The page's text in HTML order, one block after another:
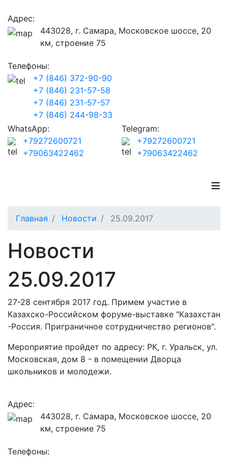
Адрес:
443028, г. Самара, Московское шоссе, 20
км, строение 75
Телефоны:
+7 (846) 372-90-90
+7 (846) 231-57-58
+7 (846) 231-57-57
+7 (846) 244-98-33
WhatsApp:
+79272600721
+79063422462
Telegram:
+79272600721
+79063422462
≡
Главная Новости 25.09.2017
Новости
25.09.2017
27-28 сентября 2017 год. Примем участие в
Казахско-Российском форуме-выставке "Казахстан
-Россия. Приграничное сотрудничество регионов".
Мероприятие пройдет по адресу: РК, г. Уральск, ул.
Московская, дом 8 - в помещении Дворца
школьников и молодежи.
Адрес:
443028, г. Самара, Московское шоссе, 20
км, строение 75
Телефоны: